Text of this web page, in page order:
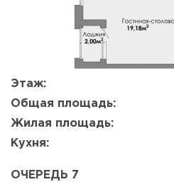
Этаж:
Общая площадь:
Жилая площадь:
Кухня:
ОЧЕРЕДЬ 7